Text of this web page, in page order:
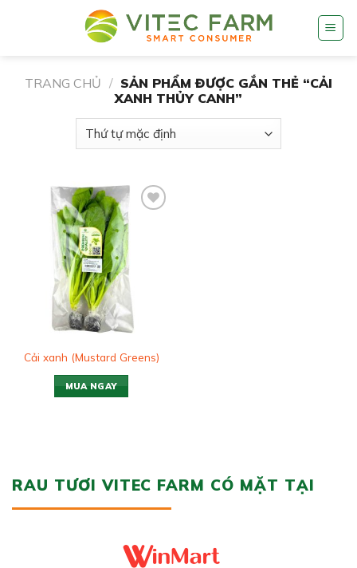
TRANG CHỦ / SẢN PHẨM ĐƯỢC GẮN THẺ “CẢI
XANH THỦY CANH”
Cải xanh (Mustard Greens)
MUA NGAY
RAU TƯƠI VITEC FARM CÓ MẶT TẠI